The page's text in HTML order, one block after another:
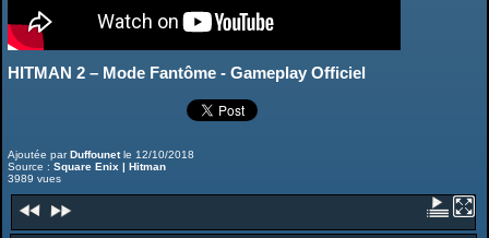
Classement
L'équipe
Partenariats
Just cause 4
HITMAN 2 – Mode Fantôme - Gameplay Officiel
Ajoutée parDuffounetle 12/10/2018
Source : Square Enix | Hitman
3989 vues